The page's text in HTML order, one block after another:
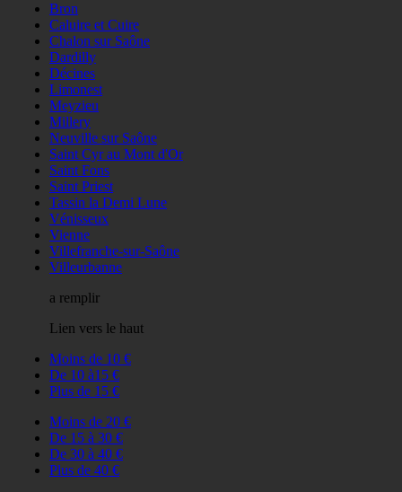
Bron
Caluire et Cuire
Chalon sur Saône
Dardilly
Décines
Limonest
Meyzieu
Millery
Neuville sur Saône
Saint Cyr au Mont d'Or
Saint Fons
Saint Priest
Tassin la Demi Lune
Vénisseux
Vienne
Villefranche-sur-Saône
Villeurbanne
a remplir
Lien vers le haut
Moins de 10 €
De 10 à15 €
Plus de 15 €
Moins de 20 €
De 15 à 30 €
De 30 à 40 €
Plus de 40 €